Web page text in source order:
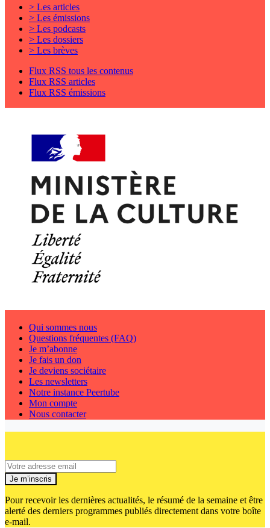
> Les articles
> Les émissions
> Les podcasts
> Les dossiers
> Les brèves
Flux RSS tous les contenus
Flux RSS articles
Flux RSS émissions
Qui sommes nous
Questions fréquentes (FAQ)
Je m’abonne
Je fais un don
Je deviens sociétaire
Les newsletters
Notre instance Peertube
Mon compte
Nous contacter
Je m’inscris
Pour recevoir les dernières actualités, le résumé de la semaine et être
alerté des derniers programmes publiés directement dans votre boîte
e-mail.